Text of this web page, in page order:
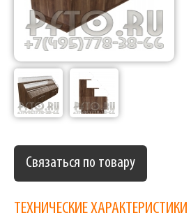
Фабрика
Связаться по товару
ТЕХНИЧЕСКИЕ ХАРАКТЕРИСТИКИ